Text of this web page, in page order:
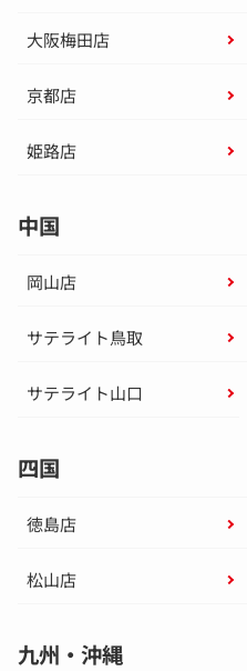
大阪梅田店
京都店
姫路店
中国
岡山店
サテライト鳥取
サテライト山口
四国
徳島店
松山店
九州・沖縄